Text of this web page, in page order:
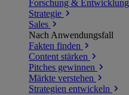
Forschung & Entwicklung
Strategie
Sales
Nach Anwendungsfall
Fakten finden
Content stärken
Pitches gewinnen
Märkte verstehen
Strategien entwickeln